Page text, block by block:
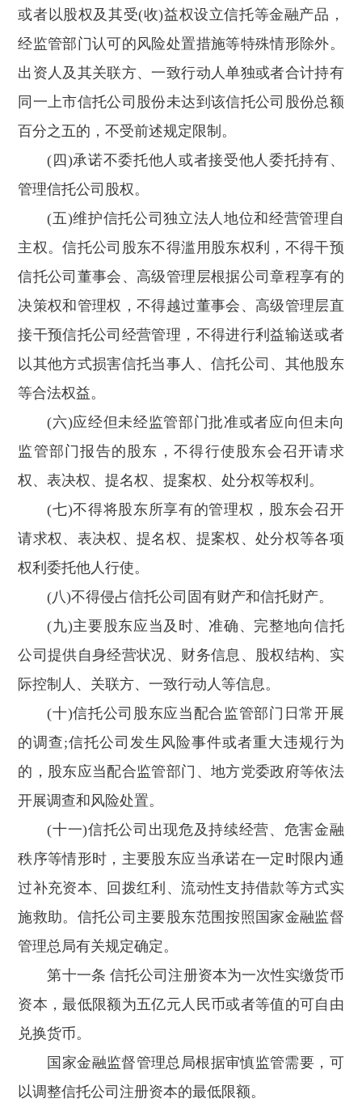
或者以股权及其受(收)益权设立信托等金融产品，
经监管部门认可的风险处置措施等特殊情形除外。
出资人及其关联方、一致行动人单独或者合计持有
同一上市信托公司股份未达到该信托公司股份总额
百分之五的，不受前述规定限制。
(四)承诺不委托他人或者接受他人委托持有、
管理信托公司股权。
(五)维护信托公司独立法人地位和经营管理自
主权。信托公司股东不得滥用股东权利，不得干预
信托公司董事会、高级管理层根据公司章程享有的
决策权和管理权，不得越过董事会、高级管理层直
接干预信托公司经营管理，不得进行利益输送或者
以其他方式损害信托当事人、信托公司、其他股东
等合法权益。
(六)应经但未经监管部门批准或者应向但未向
监管部门报告的股东，不得行使股东会召开请求
权、表决权、提名权、提案权、处分权等权利。
(七)不得将股东所享有的管理权，股东会召开
请求权、表决权、提名权、提案权、处分权等各项
权利委托他人行使。
(八)不得侵占信托公司固有财产和信托财产。
(九)主要股东应当及时、准确、完整地向信托
公司提供自身经营状况、财务信息、股权结构、实
际控制人、关联方、一致行动人等信息。
(十)信托公司股东应当配合监管部门日常开展
的调查;信托公司发生风险事件或者重大违规行为
的，股东应当配合监管部门、地方党委政府等依法
开展调查和风险处置。
(十一)信托公司出现危及持续经营、危害金融
秩序等情形时，主要股东应当承诺在一定时限内通
过补充资本、回拨红利、流动性支持借款等方式实
施救助。信托公司主要股东范围按照国家金融监督
管理总局有关规定确定。
第十一条 信托公司注册资本为一次性实缴货币
资本，最低限额为五亿元人民币或者等值的可自由
兑换货币。
国家金融监督管理总局根据审慎监管需要，可
以调整信托公司注册资本的最低限额。